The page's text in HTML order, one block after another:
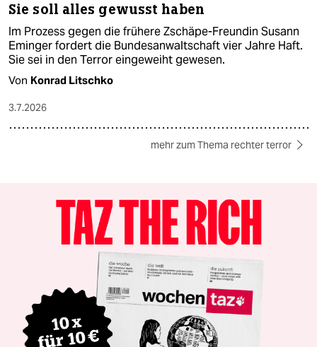
Sie soll alles gewusst haben
Im Prozess gegen die frühere Zschäpe-Freundin Susann
Eminger fordert die Bundesanwaltschaft vier Jahre Haft.
Sie sei in den Terror eingeweiht gewesen.
Von Konrad Litschko
3.7.2026
mehr zum Thema rechter terror